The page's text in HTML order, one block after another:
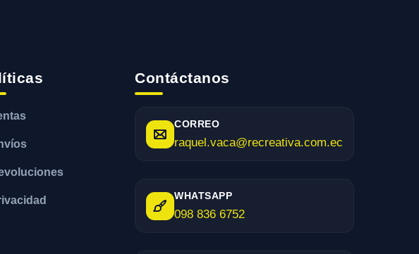
Contáctanos
CORREO
raquel.vaca@recreativa.com.ec
WHATSAPP
098 836 6752